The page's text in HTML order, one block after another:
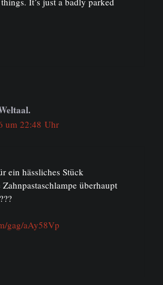
um 22:48 Uhr
ein hässliches Stück
überhaupt
gag/aAy58Vp